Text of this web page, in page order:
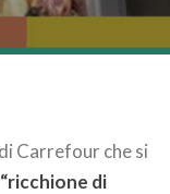
Carrefour che si
“ricchione di